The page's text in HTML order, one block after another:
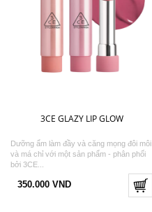
3CE GLAZY LIP GLOW
Dưỡng ẩm làm đầy và căng mọng đôi môi
và má chỉ với một sản phẩm - phân phối
bởi 3CE...
350.000 VND